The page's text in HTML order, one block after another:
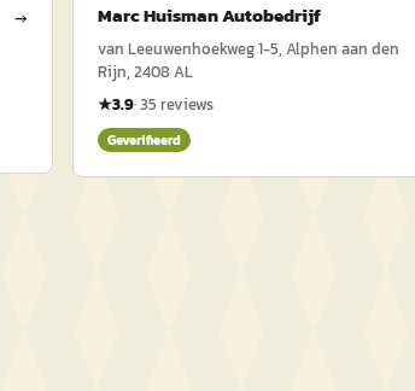
→ Marc Huisman Autobedrijf
van Leeuwenhoekweg 1-5, Alphen aan den
Rijn, 2408 AL
★3.9·35 reviews
Geverifieerd